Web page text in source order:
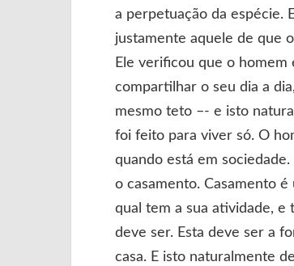
a perpetuação da espécie.
justamente aquele de que
Ele verificou que o homem
compartilhar o seu dia a
mesmo teto –- e isto
foi feito para viver só. O
quando está em
o casamento. Casamento
qual tem a sua atividade, e
deve ser. Esta deve ser a
casa. E isto naturalmente